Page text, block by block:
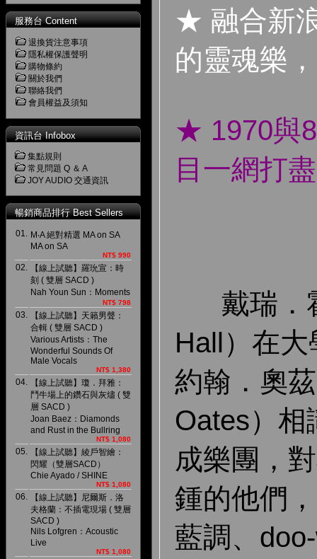
服務台 Content
退換貨注意事項
隱私權保護聲明
購物條約
關於我們
聯絡我們
會員權益及須知
資訊台 Infobox
集點規則
常見問題 Q ＆ A
JOY AUDIO 交通資訊
暢銷商品排行 Best Sellers
01. M‧A 絕對精選 MA on SA
MA on SA
NT$ 990
02.
【線上試聽】羅玧宣：時
刻 ( 雙層 SACD )
Nah Youn Sun：Moments
NT$ 798
03.
【線上試聽】天籟男聲：
合輯 ( 雙層 SACD )
Various Artists：The
Wonderful Sounds Of
Male Vocals
NT$ 1,380
04.
【線上試聽】瓊．拜雅：
鬥牛場上的鑽石與灰燼 ( 雙
層 SACD )
Joan Baez：Diamonds
and Rust in the Bullring
NT$ 1,080
05.
【線上試聽】綾戶智繪：
閃耀（雙層SACD）
Chie Ayado / SHINE
NT$ 1,080
06.
【線上試聽】尼爾斯．洛
夫格蘭：不插電現場 ( 雙層
SACD )
Nils Lofgren：Acoustic
Live
NT$ 1,080
★ 融合新
的靈魂樂
★ 1970與
目一網打
戴瑞．
Hall）在
約翰．奧
Oates）相
成樂團，
鍾的他們
藍調、